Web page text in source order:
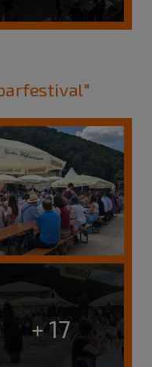
+ 17